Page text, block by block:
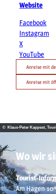
Website
Facebook
Instagram
X
YouTube
Anreise mit
Anreise mit
© Klaus-Peter Kappest,
Wo wir
Tourist-
Am Hagen 10